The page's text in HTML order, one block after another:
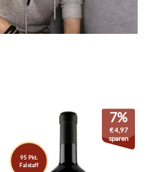
95 Pkt.
Falstaff
7%
€4,97
sparen